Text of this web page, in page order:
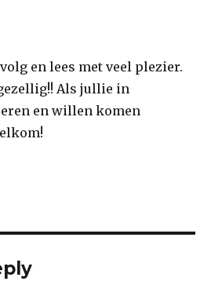
en lees met veel plezier.
Als jullie in
en willen komen